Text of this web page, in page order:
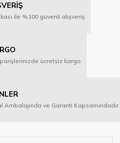
ile %100 güvenli alışveriş
ücretsiz kargo
Ambalajında ve Garanti Kapsamındadır.